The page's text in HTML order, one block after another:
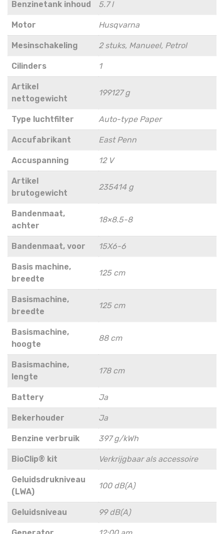
Benzinetank inhoud 5.7 l
Motor Husqvarna
Mesinschakeling 2 stuks, Manueel, Petrol
Cilinders 1
Artikel
nettogewicht
199127 g
Type luchtfilter Auto-type Paper
Accufabrikant East Penn
Accuspanning 12 V
Artikel
brutogewicht
235414 g
Bandenmaat,
achter
18×8.5-8
Bandenmaat, voor 15X6-6
Basis machine,
breedte
125 cm
Basismachine,
breedte
125 cm
Basismachine,
hoogte
88 cm
Basismachine,
lengte
178 cm
Battery Ja
Bekerhouder Ja
Benzine verbruik 397 g/kWh
BioClip® kit Verkrijgbaar als accessoire
Geluidsdrukniveau
(LWA)
100 dB(A)
Geluidsniveau 99 dB(A)